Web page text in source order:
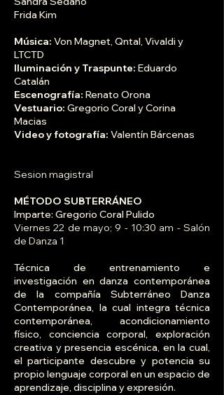
Frida Kim
Música: Von Magnet, Qntal, Vivaldi y
LTCTD
Iluminación y Traspunte: Eduardo
Catalán
Escenografía: Renato Orona
Vestuario: Gregorio Coral y Corina
Macias
Video y fotografía: Valentín Bárcenas
Sesion magistral
MÉTODO SUBTERRÁNEO
Imparte: Gregorio Coral Pulido
Viernes 22 de mayo; 9 - 10:30 am - Salón
de Danza 1
Técnica de entrenamiento e
investigación en danza contemporánea
de la compañía Subterráneo Danza
Contemporánea, la cual integra técnica
contemporánea, acondicionamiento
físico, conciencia corporal, exploración
creativa y presencia escénica, en la cual,
el participante descubre y potencia su
propio lenguaje corporal en un espacio de
aprendizaje, disciplina y expresión.